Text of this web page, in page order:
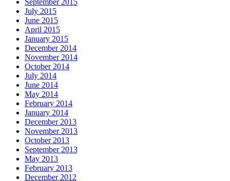
September 2015
July 2015
June 2015
April 2015
January 2015
December 2014
November 2014
October 2014
July 2014
June 2014
May 2014
February 2014
January 2014
December 2013
November 2013
October 2013
September 2013
May 2013
February 2013
December 2012